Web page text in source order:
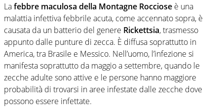
Lafebbre maculosa della Montagne Rocciose è una
malattia infettiva febbrile acuta, come accennato sopra, è
causata da un batterio del genere Rickettsia, trasmesso
appunto dalle punture di zecca. È diffusa soprattutto in
America, tra Brasile e Messico. Nell’uomo, l’infezione si
manifesta soprattutto da maggio a settembre, quando le
zecche adulte sono attive e le persone hanno maggiore
probabilità di trovarsi in aree infestate dalle zecche dove
possono essere infettate.